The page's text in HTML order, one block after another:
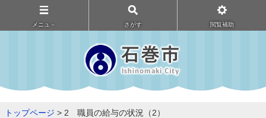
メニュ－ さがす 閲覧補助
トップページ > 2 職員の給与の状況（2）